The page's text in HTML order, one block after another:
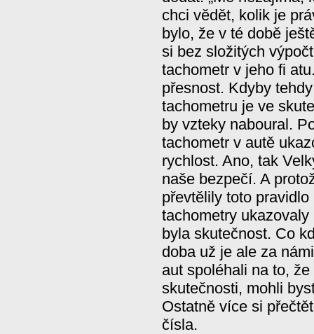
chci vědět, kolik je
bylo, že v té době
si bez složitých
tachometr v jeho fi
přesnost. Kdyby
tachometru je ve
by vzteky naboural.
tachometr v autě
rychlost. Ano, tak
naše bezpečí. A
převtělily toto
tachometry
byla skutečnost. Co
doba už je ale za
aut spoléhali na to,
skutečnosti, mohli
Ostatně více si
čísla.